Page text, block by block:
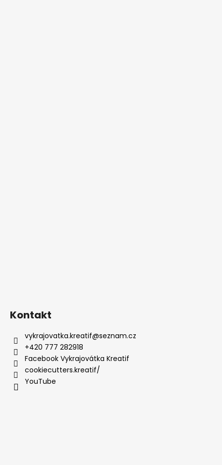
Kontakt
vykrajovatka.kreatif@seznam.cz
+420 777 282918
Facebook Vykrajovátka Kreatif
cookiecutters.kreatif/
YouTube